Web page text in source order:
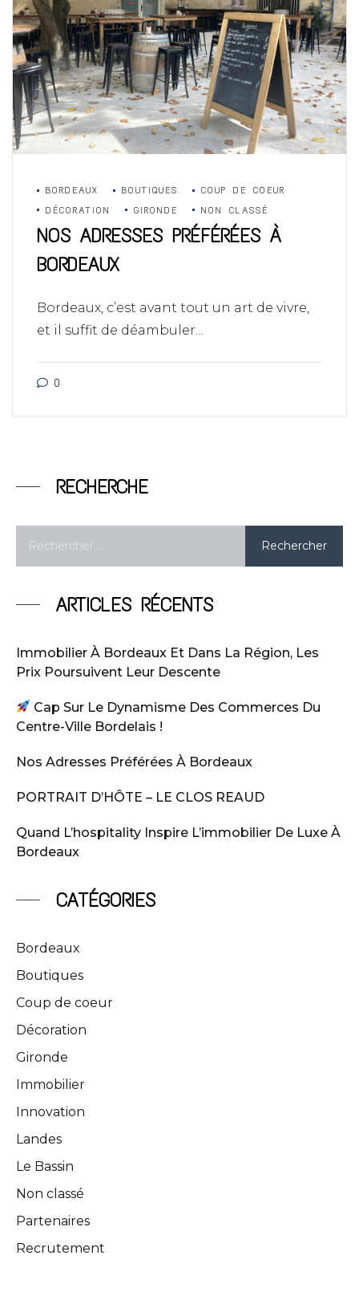
BORDEAUX BOUTIQUES
COUP DE COEUR
DÉCORATION
GIRONDE NON CLASSÉ
NOS ADRESSES PRÉFÉRÉES À
BORDEAUX
Bordeaux, c’est avant tout un art de vivre,
et il suffit de déambuler...
0
RECHERCHE
ARTICLES RÉCENTS
Immobilier À Bordeaux Et Dans La Région, Les
Prix Poursuivent Leur Descente
Cap Sur Le Dynamisme Des Commerces Du
Centre-Ville Bordelais !
Nos Adresses Préférées À Bordeaux
PORTRAIT D’HÔTE – LE CLOS REAUD
Quand L’hospitality Inspire L’immobilier De Luxe À
Bordeaux
CATÉGORIES
Bordeaux
Boutiques
Coup de coeur
Décoration
Gironde
Immobilier
Innovation
Landes
Le Bassin
Non classé
Partenaires
Recrutement